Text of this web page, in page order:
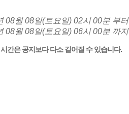
08월 08일(토요일) 02시 00분 부터
08월 08일(토요일) 06시 00분 까지
간은 공지보다 다소 길어질 수 있습니다.